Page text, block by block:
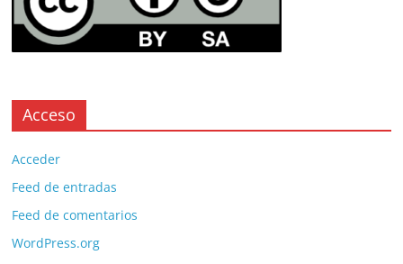
Acceso
Acceder
Feed de entradas
Feed de comentarios
WordPress.org